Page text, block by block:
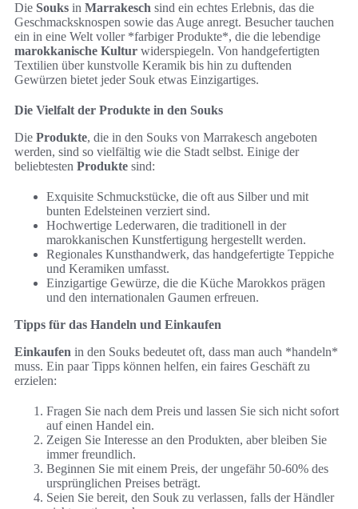
Die Souks in Marrakesch sind ein echtes Erlebnis, das die
Geschmacksknospen sowie das Auge anregt. Besucher tauchen
ein in eine Welt voller *farbiger Produkte*, die die lebendige
marokkanische Kultur widerspiegeln. Von handgefertigten
Textilien über kunstvolle Keramik bis hin zu duftenden
Gewürzen bietet jeder Souk etwas Einzigartiges.
Die Vielfalt der Produkte in den Souks
Die Produkte, die in den Souks von Marrakesch angeboten
werden, sind so vielfältig wie die Stadt selbst. Einige der
beliebtesten Produkte sind:
Exquisite Schmuckstücke, die oft aus Silber und mit
bunten Edelsteinen verziert sind.
Hochwertige Lederwaren, die traditionell in der
marokkanischen Kunstfertigung hergestellt werden.
Regionales Kunsthandwerk, das handgefertigte Teppiche
und Keramiken umfasst.
Einzigartige Gewürze, die die Küche Marokkos prägen
und den internationalen Gaumen erfreuen.
Tipps für das Handeln und Einkaufen
Einkaufen in den Souks bedeutet oft, dass man auch *handeln*
muss. Ein paar Tipps können helfen, ein faires Geschäft zu
erzielen:
Fragen Sie nach dem Preis und lassen Sie sich nicht sofort
auf einen Handel ein.
Zeigen Sie Interesse an den Produkten, aber bleiben Sie
immer freundlich.
Beginnen Sie mit einem Preis, der ungefähr 50-60% des
ursprünglichen Preises beträgt.
Seien Sie bereit, den Souk zu verlassen, falls der Händler